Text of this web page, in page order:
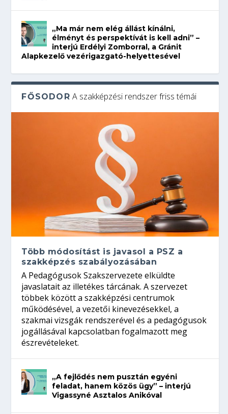
„Ma már nem elég állást kínálni,
élményt és perspektívát is kell adni” –
interjú Erdélyi Zomborral, a Gránit
Alapkezelő vezérigazgató-helyettesével
FŐSODOR A szakképzési rendszer friss témái
Több módosítást is javasol a PSZ a
szakképzés szabályozásában
A Pedagógusok Szakszervezete elküldte
javaslatait az illetékes tárcának. A szervezet
többek között a szakképzési centrumok
működésével, a vezetői kinevezésekkel, a
szakmai vizsgák rendszerével és a pedagógusok
jogállásával kapcsolatban fogalmazott meg
észrevételeket.
„A fejlődés nem pusztán egyéni
feladat, hanem közös ügy” – interjú
Vigassyné Asztalos Anikóval